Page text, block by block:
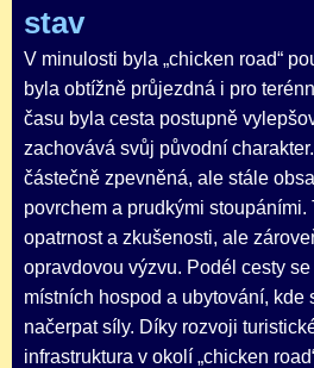
stav
V minulosti byla „chicken road“
byla obtížně průjezdná i pro
času byla cesta postupně
zachovává svůj původní
částečně zpevněná, ale stále
povrchem a prudkými
opatrnost a zkušenosti, ale
opravdovou výzvu. Podél cesty
místních hospod a ubytování, kde
načerpat síly. Díky rozvoji
infrastruktura v okolí „chicken